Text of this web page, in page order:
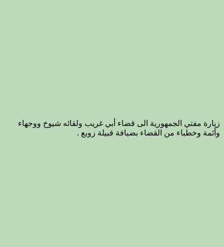
زيارة مفتي الجمهورية الى قضاء أبي غريب ولقائه شيوخ ووجهاء
وأئمة وخطباء من القضاء بضيافة قبيلة زوبع .